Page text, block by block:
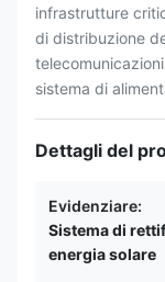
infrastrutture
di distribuzione
sistema di
Dettagli del
Evidenziare:
Sistema di
energia solare
,